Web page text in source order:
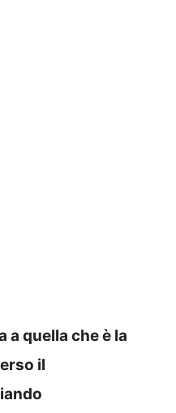
a quella che è la
il